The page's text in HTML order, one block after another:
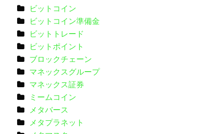
ビットコイン
ビットコイン準備金
ビットトレード
ビットポイント
ブロックチェーン
マネックスグループ
マネックス証券
ミームコイン
メタバース
メタプラネット